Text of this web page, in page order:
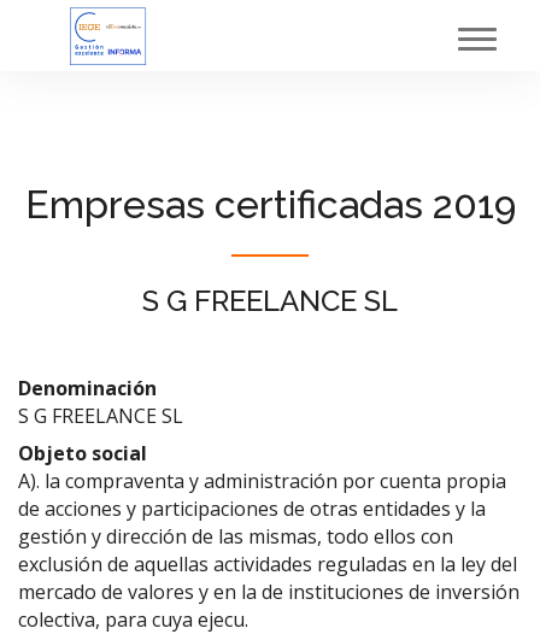
Empresas certificadas 2019
S G FREELANCE SL
Denominación
S G FREELANCE SL
Objeto social
A). la compraventa y administración por cuenta propia
de acciones y participaciones de otras entidades y la
gestión y dirección de las mismas, todo ellos con
exclusión de aquellas actividades reguladas en la ley del
mercado de valores y en la de instituciones de inversión
colectiva, para cuya ejecu.